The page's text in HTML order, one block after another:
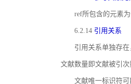
ref所包含的元素
6.2.14 引用关系
引用关系单独存
文献数量即文献被引
文献唯一标识符